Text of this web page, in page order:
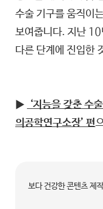
수술 기구를 움직이
보여줍니다. 지난 10
다른 단계에 진입한
▶ ‘지능을 갖춘 수
의공학연구소장’ 편
보다 건강한 콘텐츠 제